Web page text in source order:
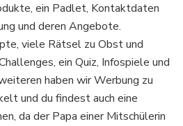
ein Padlet, Kontaktdaten
und deren Angebote.
viele Rätsel zu Obst und
ein Quiz, Infospiele und
haben wir Werbung zu
und du findest auch eine
da der Papa einer Mitschülerin